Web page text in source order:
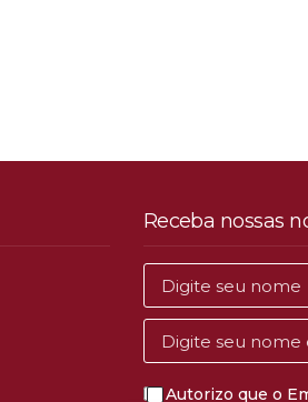
Receba nossas
Autorizo que o